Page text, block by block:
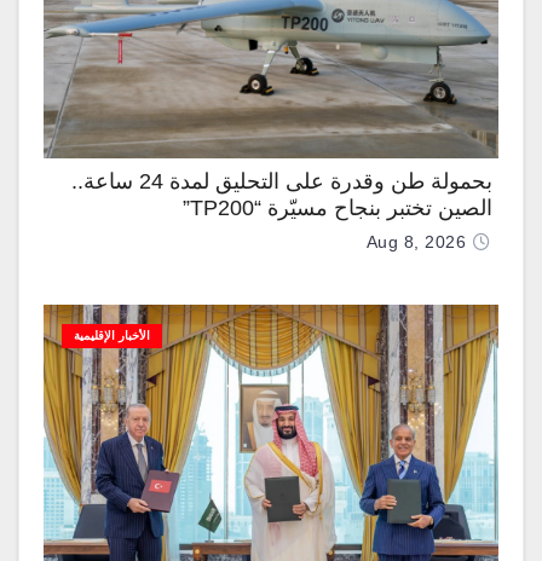
بحمولة طن وقدرة على التحليق لمدة 24 ساعة..
الصين تختبر بنجاح مسيّرة “TP200”
Aug 8, 2026
الأخبار الإقليمية